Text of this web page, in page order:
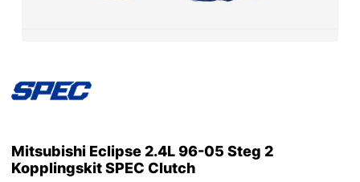
Mitsubishi Eclipse 2.4L 96-05 Steg 2
Kopplingskit SPEC Clutch